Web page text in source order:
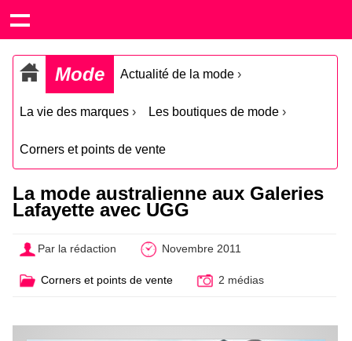
Mode Actualité de la mode ›
La vie des marques › Les boutiques de mode ›
Corners et points de vente
La mode australienne aux Galeries
Lafayette avec UGG
Par la rédaction Novembre 2011
Corners et points de vente 2 médias